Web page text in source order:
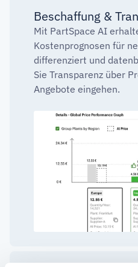
Beschaffung &
Mit PartSpace AI
Kostenprognosen für
differenziert und
Sie Transparenz über
Angebote eingehen.